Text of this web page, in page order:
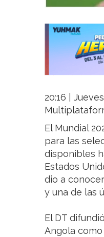
20:16 |
El Mundial
para las
disponibles
Estados
dio a
y una de las
El DT
Angola